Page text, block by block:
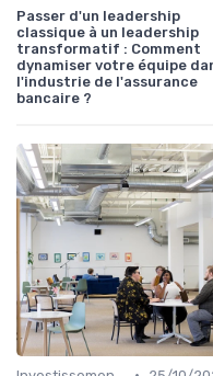
Passer d'un leadership
classique à un leadership
transformatif : Comment
dynamiser votre équipe
l'industrie de l'assurance
bancaire ?